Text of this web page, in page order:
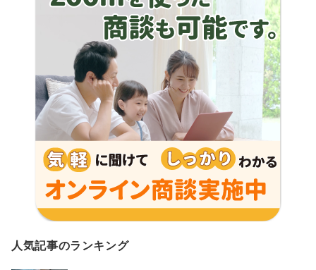
人気記事のランキング